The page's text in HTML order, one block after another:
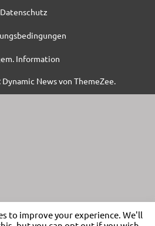
Datenschutz
Information
Dynamic News von ThemeZee.
to improve your experience. We'll